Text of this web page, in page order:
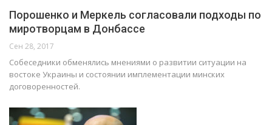
Порошенко и Меркель согласовали подходы по
миротворцам в Донбассе
Сен 28, 2017
Собеседники обменялись мнениями о развитии ситуации на
востоке Украины и состоянии имплементации минских
договоренностей.